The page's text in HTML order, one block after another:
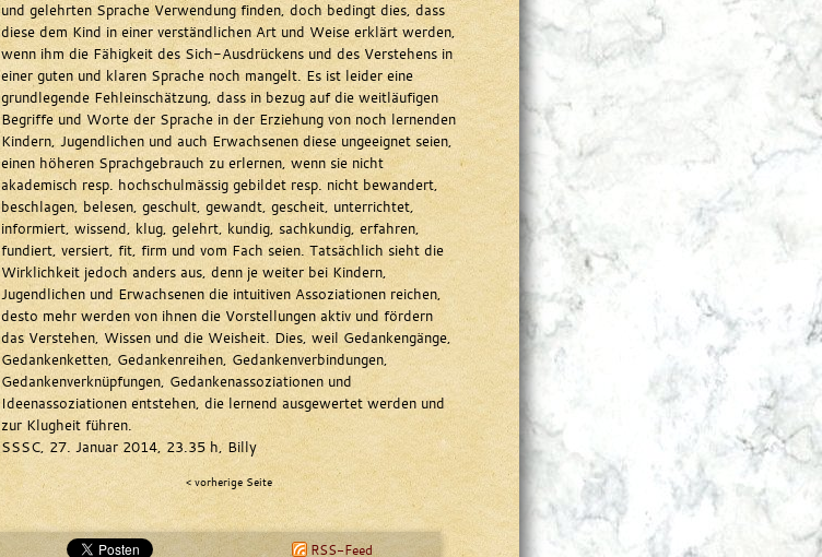
und gelehrten Sprache Verwendung finden, doch bedingt dies, dass
diese dem Kind in einer verständlichen Art und Weise erklärt werden,
wenn ihm die Fähigkeit des Sich-Ausdrückens und des Verstehens in
einer guten und klaren Sprache noch mangelt. Es ist leider eine
grundlegende Fehleinschätzung, dass in bezug auf die weitläufigen
Begriffe und Worte der Sprache in der Erziehung von noch lernenden
Kindern, Jugendlichen und auch Erwachsenen diese ungeeignet seien,
einen höheren Sprachgebrauch zu erlernen, wenn sie nicht
akademisch resp. hochschulmässig gebildet resp. nicht bewandert,
beschlagen, belesen, geschult, gewandt, gescheit, unterrichtet,
informiert, wissend, klug, gelehrt, kundig, sachkundig, erfahren,
fundiert, versiert, fit, firm und vom Fach seien. Tatsächlich sieht die
Wirklichkeit jedoch anders aus, denn je weiter bei Kindern,
Jugendlichen und Erwachsenen die intuitiven Assoziationen reichen,
desto mehr werden von ihnen die Vorstellungen aktiv und fördern
das Verstehen, Wissen und die Weisheit. Dies, weil Gedankengänge,
Gedankenketten, Gedankenreihen, Gedankenverbindungen,
Gedankenverknüpfungen, Gedankenassoziationen und
Ideenassoziationen entstehen, die lernend ausgewertet werden und
zur Klugheit führen.
SSSC, 27. Januar 2014, 23.35 h, Billy
< vorherige Seite
RSS-Feed